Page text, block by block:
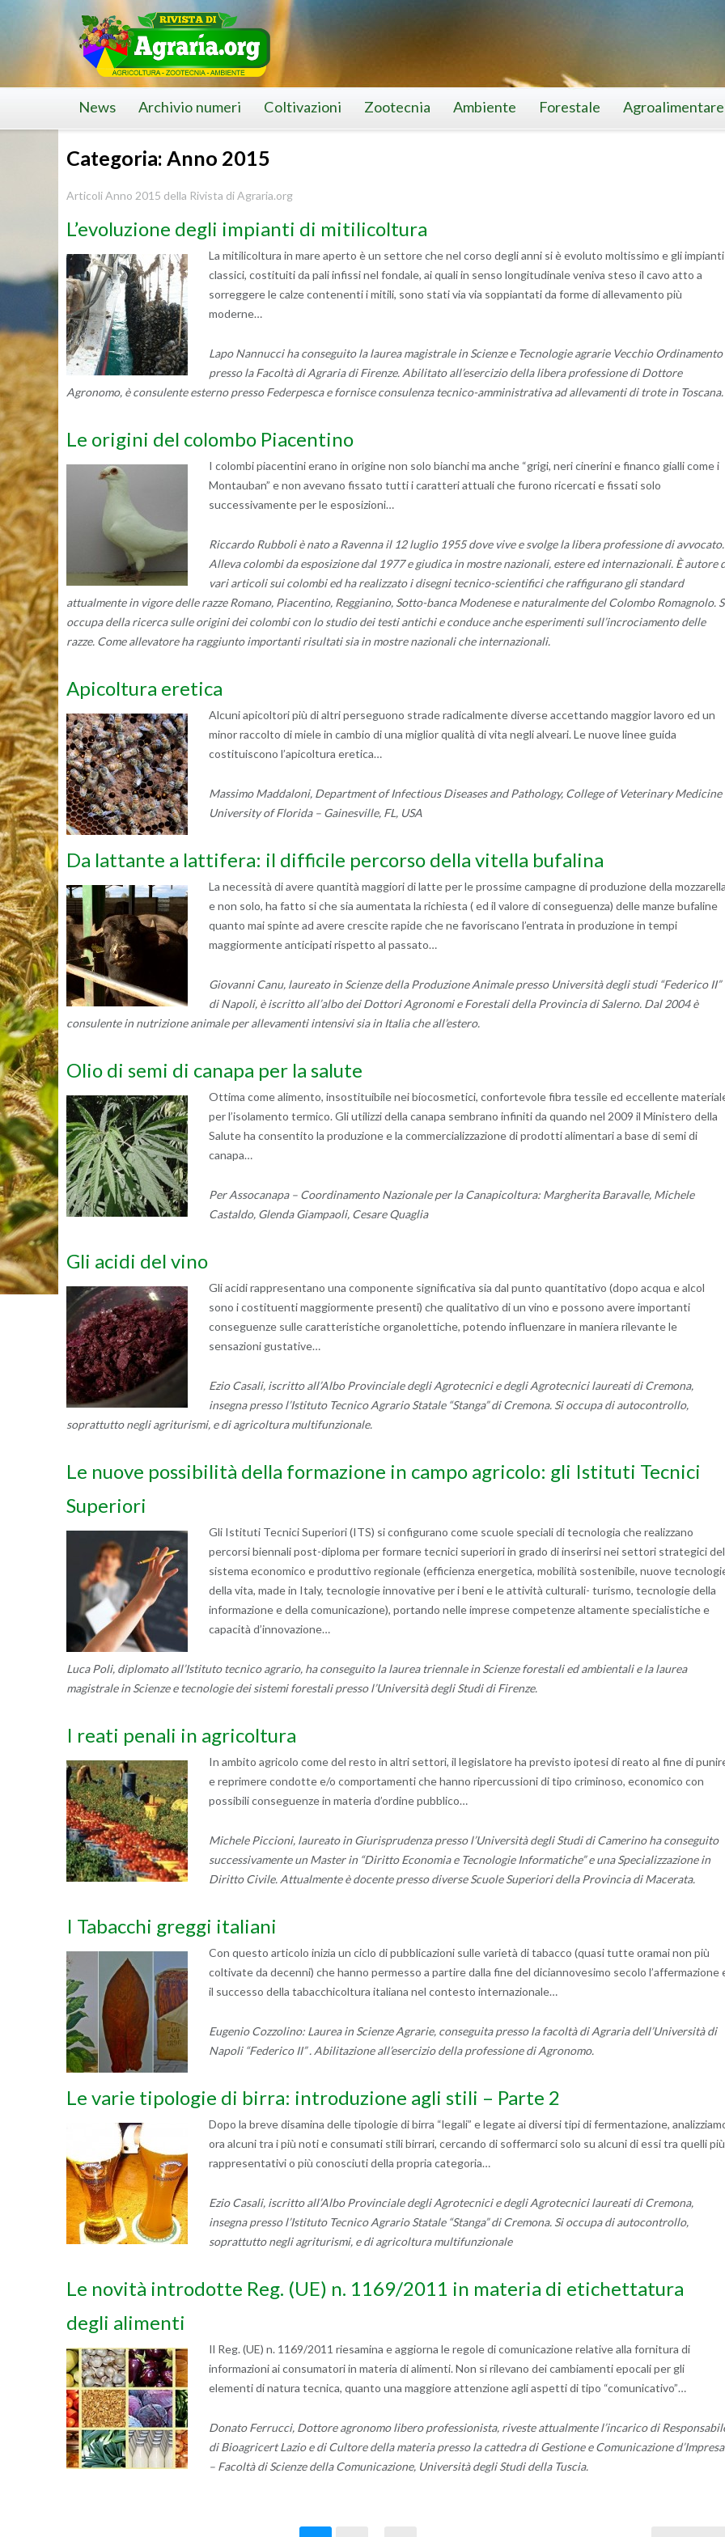
News Archivio numeri Coltivazioni Zootecnia Ambiente Forestale Agroalimentare
Categoria: Anno 2015
Articoli Anno 2015 della Rivista di Agraria.org
L’evoluzione degli impianti di mitilicoltura
La mitilicoltura in mare aperto è un settore che nel corso degli anni si è evoluto moltissimo e gli impianti
classici, costituiti da pali infissi nel fondale, ai quali in senso longitudinale veniva steso il cavo atto a
sorreggere le calze contenenti i mitili, sono stati via via soppiantati da forme di allevamento più
moderne…
Lapo Nannucci ha conseguito la laurea magistrale in Scienze e Tecnologie agrarie Vecchio Ordinamento
presso la Facoltà di Agraria di Firenze. Abilitato all’esercizio della libera professione di Dottore
Agronomo, è consulente esterno presso Federpesca e fornisce consulenza tecnico-amministrativa ad allevamenti di trote in Toscana.
Le origini del colombo Piacentino
I colombi piacentini erano in origine non solo bianchi ma anche “grigi, neri cinerini e financo gialli come i
Montauban” e non avevano fissato tutti i caratteri attuali che furono ricercati e fissati solo
successivamente per le esposizioni…
Riccardo Rubboli è nato a Ravenna il 12 luglio 1955 dove vive e svolge la libera professione di avvocato.
Alleva colombi da esposizione dal 1977 e giudica in mostre nazionali, estere ed internazionali. È autore
vari articoli sui colombi ed ha realizzato i disegni tecnico-scientifici che raffigurano gli standard
attualmente in vigore delle razze Romano, Piacentino, Reggianino, Sotto-banca Modenese e naturalmente del Colombo Romagnolo.
occupa della ricerca sulle origini dei colombi con lo studio dei testi antichi e conduce anche esperimenti sull’incrociamento delle
razze. Come allevatore ha raggiunto importanti risultati sia in mostre nazionali che internazionali.
Apicoltura eretica
Alcuni apicoltori più di altri perseguono strade radicalmente diverse accettando maggior lavoro ed un
minor raccolto di miele in cambio di una miglior qualità di vita negli alveari. Le nuove linee guida
costituiscono l’apicoltura eretica…
Massimo Maddaloni, Department of Infectious Diseases and Pathology, College of Veterinary Medicine
University of Florida – Gainesville, FL, USA
Da lattante a lattifera: il difficile percorso della vitella bufalina
La necessità di avere quantità maggiori di latte per le prossime campagne di produzione della
e non solo, ha fatto si che sia aumentata la richiesta ( ed il valore di conseguenza) delle manze bufaline
quanto mai spinte ad avere crescite rapide che ne favoriscano l’entrata in produzione in tempi
maggiormente anticipati rispetto al passato…
Giovanni Canu, laureato in Scienze della Produzione Animale presso Università degli studi “Federico II”
di Napoli, è iscritto all’albo dei Dottori Agronomi e Forestali della Provincia di Salerno. Dal 2004 è
consulente in nutrizione animale per allevamenti intensivi sia in Italia che all’estero.
Olio di semi di canapa per la salute
Ottima come alimento, insostituibile nei biocosmetici, confortevole fibra tessile ed eccellente
per l’isolamento termico. Gli utilizzi della canapa sembrano infiniti da quando nel 2009 il Ministero della
Salute ha consentito la produzione e la commercializzazione di prodotti alimentari a base di semi di
canapa…
Per Assocanapa – Coordinamento Nazionale per la Canapicoltura: Margherita Baravalle, Michele
Castaldo, Glenda Giampaoli, Cesare Quaglia
Gli acidi del vino
Gli acidi rappresentano una componente significativa sia dal punto quantitativo (dopo acqua e alcol
sono i costituenti maggiormente presenti) che qualitativo di un vino e possono avere importanti
conseguenze sulle caratteristiche organolettiche, potendo influenzare in maniera rilevante le
sensazioni gustative…
Ezio Casali, iscritto all’Albo Provinciale degli Agrotecnici e degli Agrotecnici laureati di Cremona,
insegna presso l’Istituto Tecnico Agrario Statale “Stanga” di Cremona. Si occupa di autocontrollo,
soprattutto negli agriturismi, e di agricoltura multifunzionale.
Le nuove possibilità della formazione in campo agricolo: gli Istituti Tecnici
Superiori
Gli Istituti Tecnici Superiori (ITS) si configurano come scuole speciali di tecnologia che realizzano
percorsi biennali post-diploma per formare tecnici superiori in grado di inserirsi nei settori strategici del
sistema economico e produttivo regionale (efficienza energetica, mobilità sostenibile, nuove
della vita, made in Italy, tecnologie innovative per i beni e le attività culturali- turismo, tecnologie della
informazione e della comunicazione), portando nelle imprese competenze altamente specialistiche e
capacità d’innovazione…
Luca Poli, diplomato all’Istituto tecnico agrario, ha conseguito la laurea triennale in Scienze forestali ed ambientali e la laurea
magistrale in Scienze e tecnologie dei sistemi forestali presso l’Università degli Studi di Firenze.
I reati penali in agricoltura
In ambito agricolo come del resto in altri settori, il legislatore ha previsto ipotesi di reato al fine di
e reprimere condotte e/o comportamenti che hanno ripercussioni di tipo criminoso, economico con
possibili conseguenze in materia d’ordine pubblico…
Michele Piccioni, laureato in Giurisprudenza presso l’Università degli Studi di Camerino ha conseguito
successivamente un Master in “Diritto Economia e Tecnologie Informatiche” e una Specializzazione in
Diritto Civile. Attualmente è docente presso diverse Scuole Superiori della Provincia di Macerata.
I Tabacchi greggi italiani
Con questo articolo inizia un ciclo di pubblicazioni sulle varietà di tabacco (quasi tutte oramai non più
coltivate da decenni) che hanno permesso a partire dalla fine del diciannovesimo secolo l’affermazione
il successo della tabacchicoltura italiana nel contesto internazionale…
Eugenio Cozzolino: Laurea in Scienze Agrarie, conseguita presso la facoltà di Agraria dell’Università di
Napoli “Federico II” . Abilitazione all’esercizio della professione di Agronomo.
Le varie tipologie di birra: introduzione agli stili – Parte 2
Dopo la breve disamina delle tipologie di birra “legali” e legate ai diversi tipi di fermentazione,
ora alcuni tra i più noti e consumati stili birrari, cercando di soffermarci solo su alcuni di essi tra quelli più
rappresentativi o più conosciuti della propria categoria…
Ezio Casali, iscritto all’Albo Provinciale degli Agrotecnici e degli Agrotecnici laureati di Cremona,
insegna presso l’Istituto Tecnico Agrario Statale “Stanga” di Cremona. Si occupa di autocontrollo,
soprattutto negli agriturismi, e di agricoltura multifunzionale
Le novità introdotte Reg. (UE) n. 1169/2011 in materia di etichettatura
degli alimenti
Il Reg. (UE) n. 1169/2011 riesamina e aggiorna le regole di comunicazione relative alla fornitura di
informazioni ai consumatori in materia di alimenti. Non si rilevano dei cambiamenti epocali per gli
elementi di natura tecnica, quanto una maggiore attenzione agli aspetti di tipo “comunicativo”…
Donato Ferrucci, Dottore agronomo libero professionista, riveste attualmente l’incarico di
di Bioagricert Lazio e di Cultore della materia presso la cattedra di Gestione e Comunicazione
– Facoltà di Scienze della Comunicazione, Università degli Studi della Tuscia.